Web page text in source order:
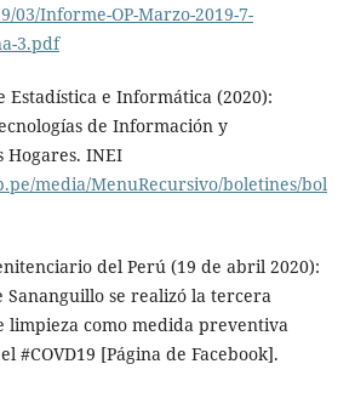
03/Informe-OP-Marzo-2019-7-
3.pdf
Estadística e Informática (2020):
de Información y
Hogares. INEI
media/MenuRecursivo/boletines/bol
del Perú (19 de abril 2020):
Sananguillo se realizó la tercera
limpieza como medida preventiva
#COVD19 [Página de Facebook].